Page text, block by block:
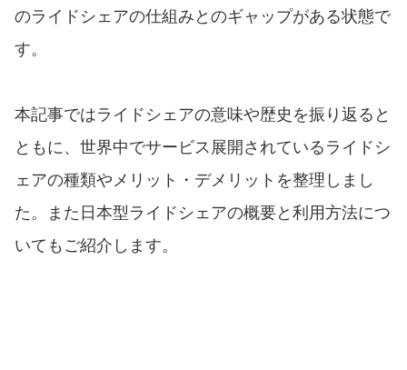
のライドシェアの仕組みとのギャップがある状態で
す。
本記事ではライドシェアの意味や歴史を振り返ると
ともに、世界中でサービス展開されているライドシ
ェアの種類やメリット・デメリットを整理しまし
た。また日本型ライドシェアの概要と利用方法につ
いてもご紹介します。